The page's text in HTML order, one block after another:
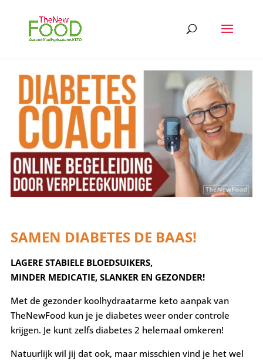
SAMEN DIABETES DE BAAS!
LAGERE STABIELE BLOEDSUIKERS,
MINDER MEDICATIE, SLANKER EN GEZONDER!
Met de gezonder koolhydraatarme keto aanpak van
TheNewFood kun je je diabetes weer onder controle
krijgen. Je kunt zelfs diabetes 2 helemaal omkeren!
Natuurlijk wil jij dat ook, maar misschien vind je het wel